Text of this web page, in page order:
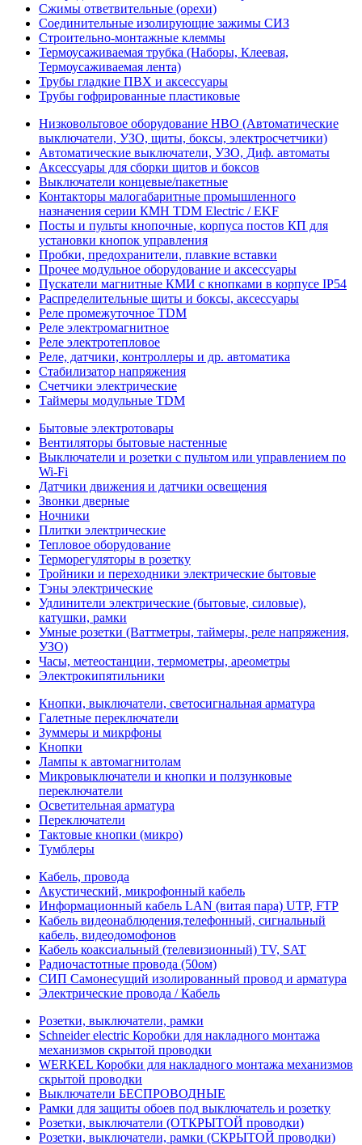
Сжимы ответвительные (орехи)
Соединительные изолирующие зажимы СИЗ
Строительно-монтажные клеммы
Термоусаживаемая трубка (Наборы, Клеевая,
Термоусаживаемая лента)
Трубы гладкие ПВХ и аксессуары
Трубы гофрированные пластиковые
Низковольтовое оборудование НВО (Автоматические
выключатели, УЗО, щиты, боксы, электросчетчики)
Автоматические выключатели, УЗО, Диф. автоматы
Аксессуары для сборки щитов и боксов
Выключатели концевые/пакетные
Контакторы малогабаритные промышленного
назначения серии КМН TDM Electric / EKF
Посты и пульты кнопочные, корпуса постов КП для
установки кнопок управления
Пробки, предохранители, плавкие вставки
Прочее модульное оборудование и аксессуары
Пускатели магнитные КМИ с кнопками в корпусе IP54
Распределительные щиты и боксы, аксессуары
Реле промежуточное TDM
Реле электромагнитное
Реле электротепловое
Реле, датчики, контроллеры и др. автоматика
Стабилизатор напряжения
Счетчики электрические
Таймеры модульные TDM
Бытовые электротовары
Вентиляторы бытовые настенные
Выключатели и розетки с пультом или управлением по
Wi-Fi
Датчики движения и датчики освещения
Звонки дверные
Ночники
Плитки электрические
Тепловое оборудование
Терморегуляторы в розетку
Тройники и переходники электрические бытовые
Тэны электрические
Удлинители электрические (бытовые, силовые),
катушки, рамки
Умные розетки (Ваттметры, таймеры, реле напряжения,
УЗО)
Часы, метеостанции, термометры, ареометры
Электрокипятильники
Кнопки, выключатели, светосигнальная арматура
Галетные переключатели
Зуммеры и микрфоны
Кнопки
Лампы к автомагнитолам
Микровыключатели и кнопки и ползунковые
переключатели
Осветительная арматура
Переключатели
Тактовые кнопки (микро)
Тумблеры
Кабель, провода
Акустический, микрофонный кабель
Информационный кабель LAN (витая пара) UTP, FTP
Кабель видеонаблюдения,телефонный, сигнальный
кабель, видеодомофонов
Кабель коаксиальный (телевизионный) TV, SAT
Радиочастотные провода (50ом)
СИП Самонесущий изолированный провод и арматура
Электрические провода / Кабель
Розетки, выключатели, рамки
Schneider electric Коробки для накладного монтажа
механизмов скрытой проводки
WERKEL Коробки для накладного монтажа механизмов
скрытой проводки
Выключатели БЕСПРОВОДНЫЕ
Рамки для защиты обоев под выключатель и розетку
Розетки, выключатели (ОТКРЫТОЙ проводки)
Розетки, выключатели, рамки (СКРЫТОЙ проводки)